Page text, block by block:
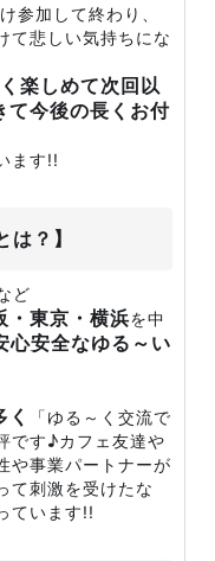
参加して終わり、
て悲しい気持ちにな
楽しめて次回以
て今後の長くお付
ます!!
？】
ど
・東京・横浜を中
心安全なゆる～い
「ゆる～く交流で
です♪カフェ友達や
や事業パートナーが
て刺激を受けたな
ています!!